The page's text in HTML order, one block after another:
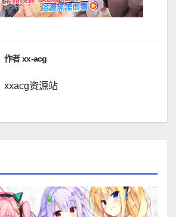
作者xx-acg
xxacg资源站